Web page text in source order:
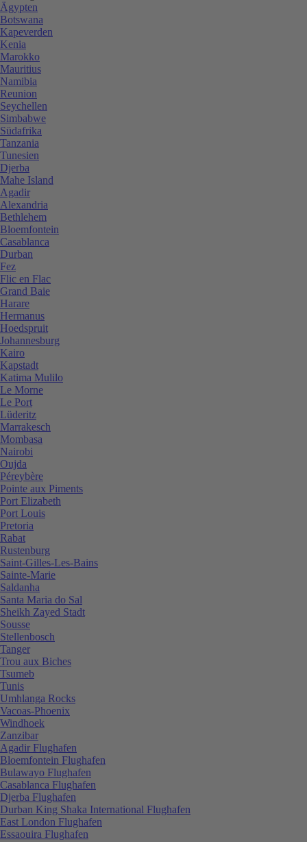
Ägypten
Botswana
Kapeverden
Kenia
Marokko
Mauritius
Namibia
Reunion
Seychellen
Simbabwe
Südafrika
Tanzania
Tunesien
Djerba
Mahe Island
Agadir
Alexandria
Bethlehem
Bloemfontein
Casablanca
Durban
Fez
Flic en Flac
Grand Baie
Harare
Hermanus
Hoedspruit
Johannesburg
Kairo
Kapstadt
Katima Mulilo
Le Morne
Le Port
Lüderitz
Marrakesch
Mombasa
Nairobi
Oujda
Péreybère
Pointe aux Piments
Port Elizabeth
Port Louis
Pretoria
Rabat
Rustenburg
Saint-Gilles-Les-Bains
Sainte-Marie
Saldanha
Santa Maria do Sal
Sheikh Zayed Stadt
Sousse
Stellenbosch
Tanger
Trou aux Biches
Tsumeb
Tunis
Umhlanga Rocks
Vacoas-Phoenix
Windhoek
Zanzibar
Agadir Flughafen
Bloemfontein Flughafen
Bulawayo Flughafen
Casablanca Flughafen
Djerba Flughafen
Durban King Shaka International Flughafen
East London Flughafen
Essaouira Flughafen